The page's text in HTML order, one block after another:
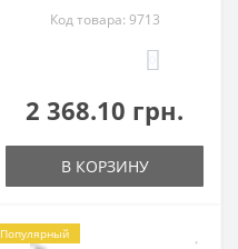
Код товара: 9713
2 368.10 грн.
В КОРЗИНУ
Популярный